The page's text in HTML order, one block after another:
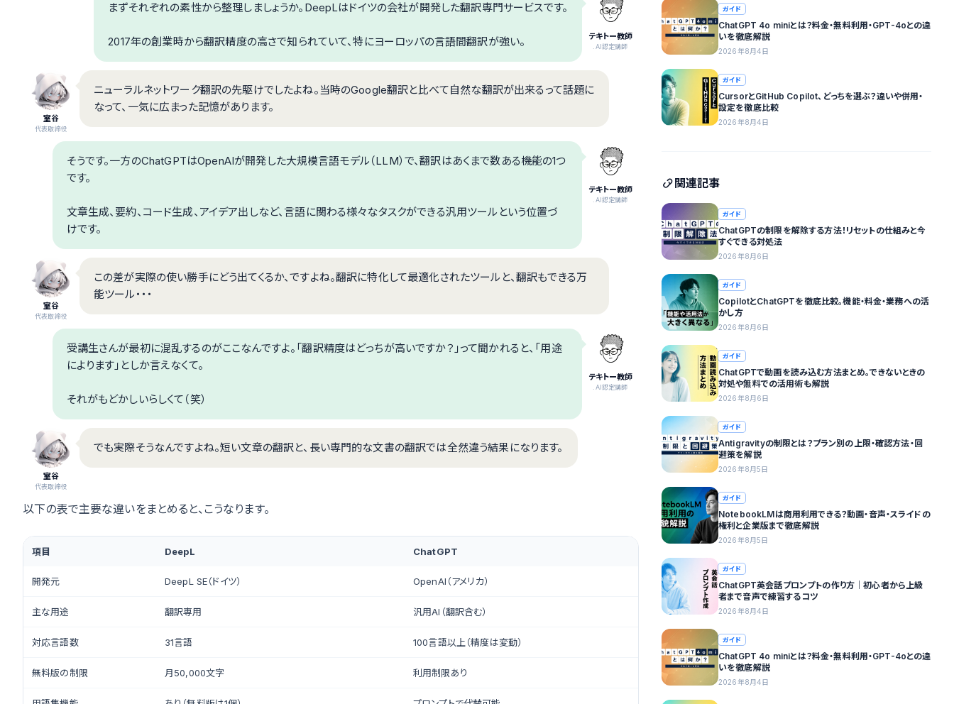
テキトー教師
.AI認定講師
まずそれぞれの素性から整理しましょうか。DeepLはドイツの会社が開発した翻訳専門サービスです。
2017年の創業時から翻訳精度の高さで知られていて、特にヨーロッパの言語間翻訳が強い。
室谷
代表取締役
ニューラルネットワーク翻訳の先駆けでしたよね。当時のGoogle翻訳と比べて自然な翻訳が出来るって話題に
なって、一気に広まった記憶があります。
テキトー教師
.AI認定講師
そうです。一方のChatGPTはOpenAIが開発した大規模言語モデル（LLM）で、翻訳はあくまで数ある機能の1つ
です。
文章生成、要約、コード生成、アイデア出しなど、言語に関わる様々なタスクができる汎用ツールという位置づ
けです。
室谷
代表取締役
この差が実際の使い勝手にどう出てくるか、ですよね。翻訳に特化して最適化されたツールと、翻訳もできる万
能ツール・・・
テキトー教師
.AI認定講師
受講生さんが最初に混乱するのがここなんですよ。「翻訳精度はどっちが高いですか？」って聞かれると、「用途
によります」としか言えなくて。
それがもどかしいらしくて（笑）
室谷
代表取締役
でも実際そうなんですよね。短い文章の翻訳と、長い専門的な文書の翻訳では全然違う結果になります。
以下の表で主要な違いをまとめると、こうなります。
項目 DeepL ChatGPT
開発元 DeepL SE（ドイツ） OpenAI（アメリカ）
主な用途 翻訳専用 汎用AI（翻訳含む）
対応言語数 31言語 100言語以上（精度は変動）
無料版の制限 月50,000文字 利用制限あり
ガイド
ChatGPT 4o miniとは？料金・無料利用・GPT-4oとの違
いを徹底解説
2026年8月4日
ガイド
CursorとGitHub Copilot、どっちを選ぶ？違いや併用・
設定を徹底比較
2026年8月4日
関連記事
ガイド
ChatGPTの制限を解除する方法！リセットの仕組みと今
すぐできる対処法
2026年8月6日
ガイド
CopilotとChatGPTを徹底比較。機能・料金・業務への活
かし方
2026年8月6日
ガイド
ChatGPTで動画を読み込む方法まとめ。できないときの
対処や無料での活用術も解説
2026年8月6日
ガイド
Antigravityの制限とは？プラン別の上限・確認方法・回
避策を解説
2026年8月5日
ガイド
NotebookLMは商用利用できる？動画・音声・スライドの
権利と企業版まで徹底解説
2026年8月5日
ガイド
ChatGPT英会話プロンプトの作り方｜初心者から上級
者まで音声で練習するコツ
2026年8月4日
ガイド
ChatGPT 4o miniとは？料金・無料利用・GPT-4oとの違
いを徹底解説
2026年8月4日